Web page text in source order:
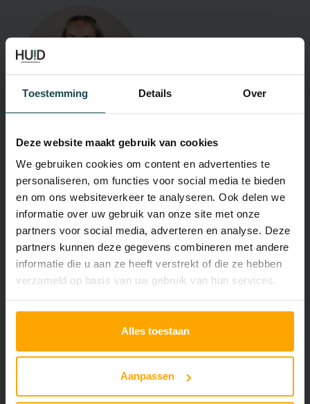
Toestemming Details Over
Deze website maakt gebruik van cookies
We gebruiken cookies om content en advertenties te
personaliseren, om functies voor social media te bieden
en om ons websiteverkeer te analyseren. Ook delen we
informatie over uw gebruik van onze site met onze
partners voor social media, adverteren en analyse. Deze
partners kunnen deze gegevens combineren met andere
informatie die u aan ze heeft verstrekt of die ze hebben
verzameld op basis van uw gebruik van hun services.
Alles toestaan
Aanpassen